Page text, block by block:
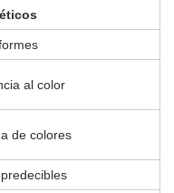
al color
de colores